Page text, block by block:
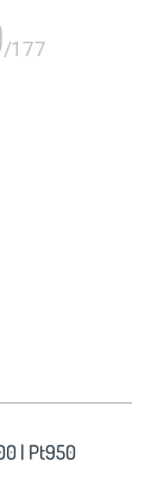
/177
| Pt950